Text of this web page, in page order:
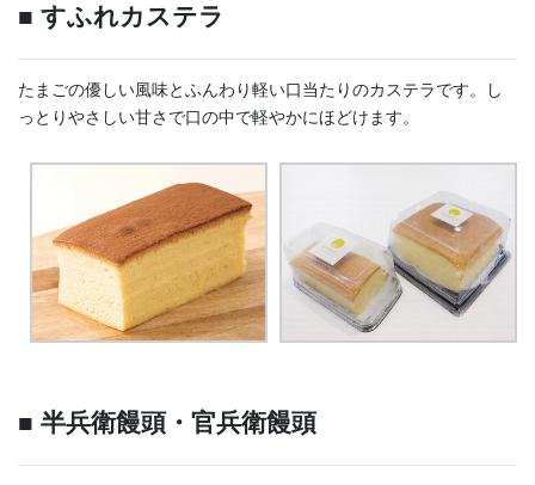
■ すふれカステラ
たまごの優しい風味とふんわり軽い口当たりのカステラです。し
っとりやさしい甘さで口の中で軽やかにほどけます。
■ 半兵衛饅頭・官兵衛饅頭